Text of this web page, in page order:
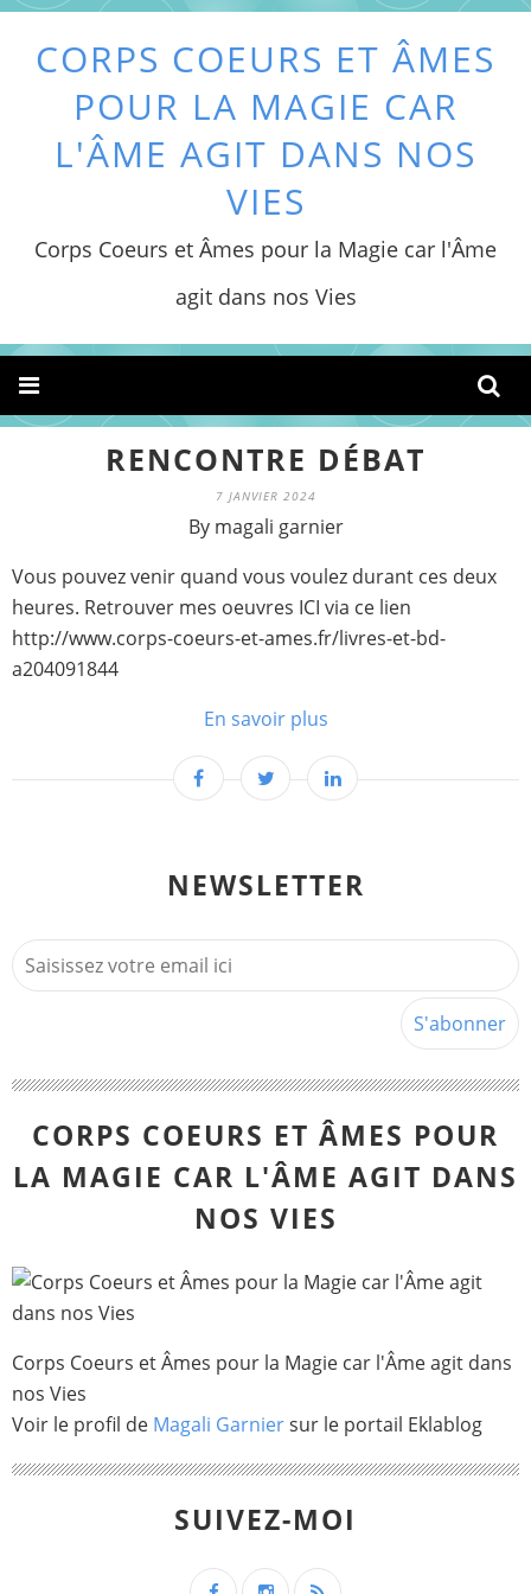
CORPS COEURS ET ÂMES
POUR LA MAGIE CAR
L'ÂME AGIT DANS NOS
VIES
Corps Coeurs et Âmes pour la Magie car l'Âme
agit dans nos Vies
RENCONTRE DÉBAT
7 JANVIER 2024
By magali garnier
Vous pouvez venir quand vous voulez durant ces deux
heures. Retrouver mes oeuvres ICI via ce lien
http://www.corps-coeurs-et-ames.fr/livres-et-bd-
a204091844
En savoir plus
NEWSLETTER
CORPS COEURS ET ÂMES POUR
LA MAGIE CAR L'ÂME AGIT DANS
NOS VIES
Corps Coeurs et Âmes pour la Magie car l'Âme agit dans
nos Vies
Voir le profil de Magali Garniersur le portail Eklablog
SUIVEZ-MOI